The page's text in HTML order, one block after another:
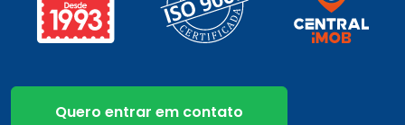
Quero entrar em contato